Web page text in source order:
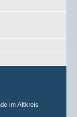
im Altkreis